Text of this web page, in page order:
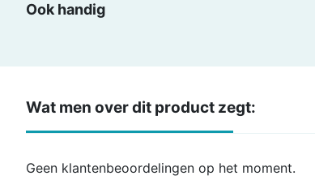
Ook handig
Wat men over dit product zegt:
Geen klantenbeoordelingen op het moment.